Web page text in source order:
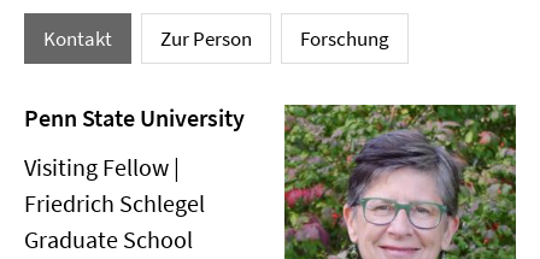
Kontakt Zur Person Forschung
Penn State University
Visiting Fellow |
Friedrich Schlegel
Graduate School